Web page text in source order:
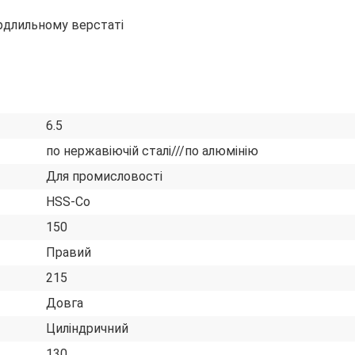
верстаті
6.5
по нержавіючій сталі///по алюмінію
Для промисловості
HSS-Co
150
Правий
215
Довга
Циліндричний